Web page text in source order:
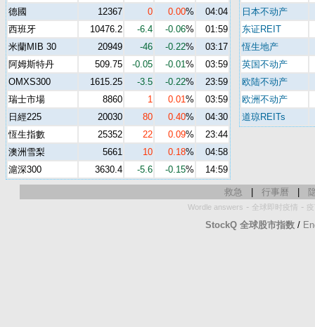
德國
12367 0 0.00%
04:04
西班牙
10476.2 -6.4 -0.06%
01:59
米蘭MIB 30
20949 -46 -0.22%
03:17
阿姆斯特丹
509.75 -0.05 -0.01%
03:59
OMXS300
1615.25 -3.5 -0.22%
23:59
瑞士市場
8860 1 0.01%
03:59
日經225
20030 80 0.40%
04:30
恆生指數
25352 22 0.09%
23:44
澳洲雪梨
5661 10 0.18%
04:58
滬深300
3630.4 -5.6 -0.15% 14:59
日本不动产
东证REIT
恆生地产
英国不动产
欧陆不动产
欧洲不动产
道琼REITs
救急 行事曆
Wordle answers - 全球即时疫情 -
StockQ 全球股市指数 /